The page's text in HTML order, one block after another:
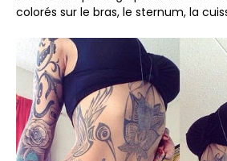
colorés sur le bras, le sternum, la